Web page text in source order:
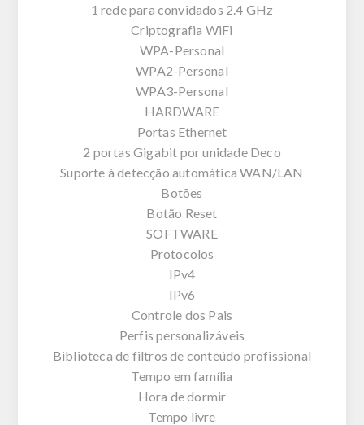
1 rede para convidados 2.4 GHz
Criptografia WiFi
WPA-Personal
WPA2-Personal
WPA3-Personal
HARDWARE
Portas Ethernet
2 portas Gigabit por unidade Deco
Suporte à detecção automática WAN/LAN
Botões
Botão Reset
SOFTWARE
Protocolos
IPv4
IPv6
Controle dos Pais
Perfis personalizáveis
Biblioteca de filtros de conteúdo profissional
Tempo em família
Hora de dormir
Tempo livre